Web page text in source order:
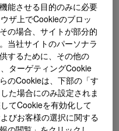
能させる目的のみに必要
ザ上でCookieのブロッ
の場合、サイトが部分的
当社サイトのパーソナラ
するために、その他の
ターゲティングCookie
のCookieは、下部の「す
た場合にのみ設定されま
てCookieを有効化して
びお客様の選択に関する